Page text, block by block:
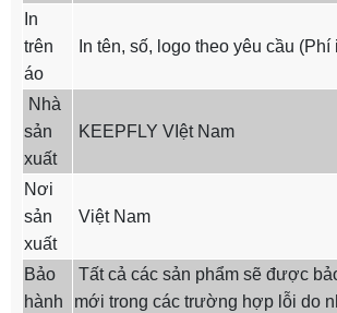
In
trên
áo
In tên, số, logo theo yêu cầu
Nhà
sản
xuất
KEEPFLY VIệt Nam
Nơi
sản
xuất
Việt Nam
Bảo
hành
Tất cả các sản phẩm sẽ được
mới trong các trường hợp lỗi do